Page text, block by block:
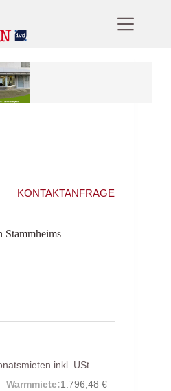
KONTAKTANFRAGE
Stammheims
inkl. USt.
Warmmiete:1.796,48 €